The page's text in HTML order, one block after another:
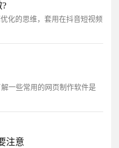
化的思维，套用在抖音短视频
一些常用的网页制作软件是
注意